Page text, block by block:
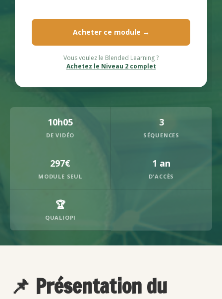
Acheter ce module →
Vous voulez le Blended Learning ?
Achetez le Niveau 2 complet
10h05
DE VIDÉO
3
SÉQUENCES
297€
MODULE SEUL
1 an
D'ACCÈS
🏆
QUALIOPI
📌 Présentation du